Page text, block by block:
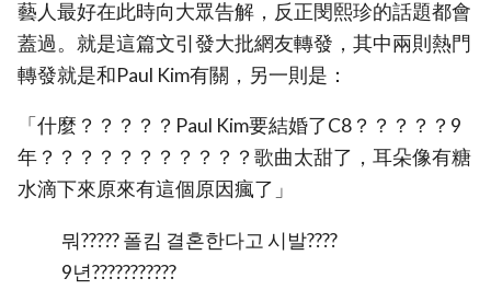
藝人最好在此時向大眾告解，反正閔熙珍的話題都會
蓋過。就是這篇文引發大批網友轉發，其中兩則熱門
轉發就是和Paul Kim有關，另一則是：
「什麼？？？？？Paul Kim要結婚了C8？？？？？9
年？？？？？？？？？？？歌曲太甜了，耳朵像有糖
水滴下來原來有這個原因瘋了」
뭐????? 폴킴 결혼한다고 시발????
9년???????????